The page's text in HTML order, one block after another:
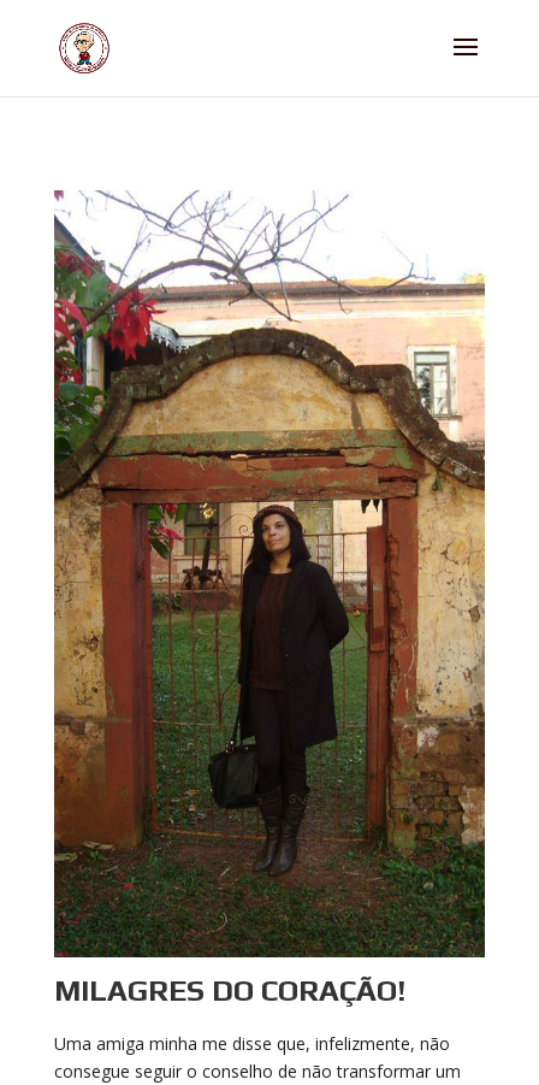
MILAGRES DO CORAÇÃO!
Uma amiga minha me disse que, infelizmente, não
consegue seguir o conselho de não transformar um